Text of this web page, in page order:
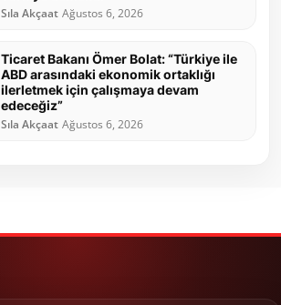
Sıla Akçaat Ağustos 6, 2026
Ticaret Bakanı Ömer Bolat: “Türkiye ile
ABD arasındaki ekonomik ortaklığı
ilerletmek için çalışmaya devam
edeceğiz”
Sıla Akçaat Ağustos 6, 2026